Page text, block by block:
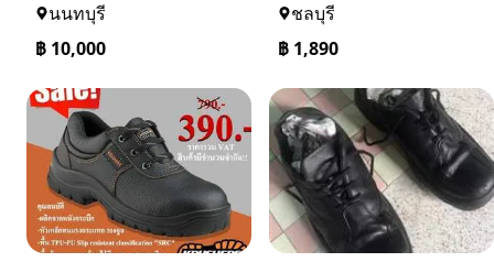
นนทบุรี
฿ 10,000
ชลบุรี
฿ 1,890